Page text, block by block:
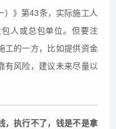
）》第43条，实际施工人
人或总包单位。但要注
工的一方，比如提供资金
有风险，建议未来尽量以
，执行不了，钱是不是拿